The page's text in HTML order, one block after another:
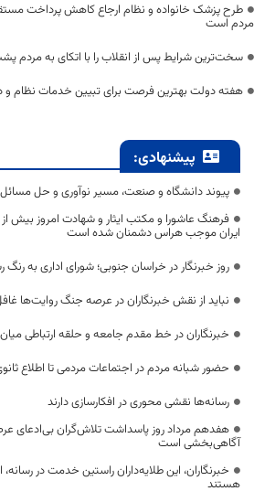
طرح پزشک خانواده و نظام ارجاع کاهش پرداخت
مردم است
سخت‌ترین شرایط پس از انقلاب را با اتکای به مردم
هفته دولت بهترین فرصت برای تبیین خدمات نظام و
پیشنهادی:
پیوند دانشگاه و صنعت، مسیر نوآوری و حل
فرهنگ عاشورا و مکتب ایثار و شهادت امروز بیش
ایران موجب هراس دشمنان شده است
روز خبرنگار در خراسان جنوبی؛ شورای اداری به رنگ
نباید از نقش خبرنگاران در عرصه جنگ روایت‌ها
خبرنگاران در خط مقدم جامعه و حلقه ارتباطی
حضور شبانه مردم در اجتماعات مردمی تا اطلاع
رسانه‌ها نقشی محوری در افکارسازی دارند
هفدهم مرداد روز پاسداشت تلاش‌گران بی‌ادعای
آگاهی‌بخشی است
خبرنگاران، این طلایه‌داران راستین خدمت در
هستند